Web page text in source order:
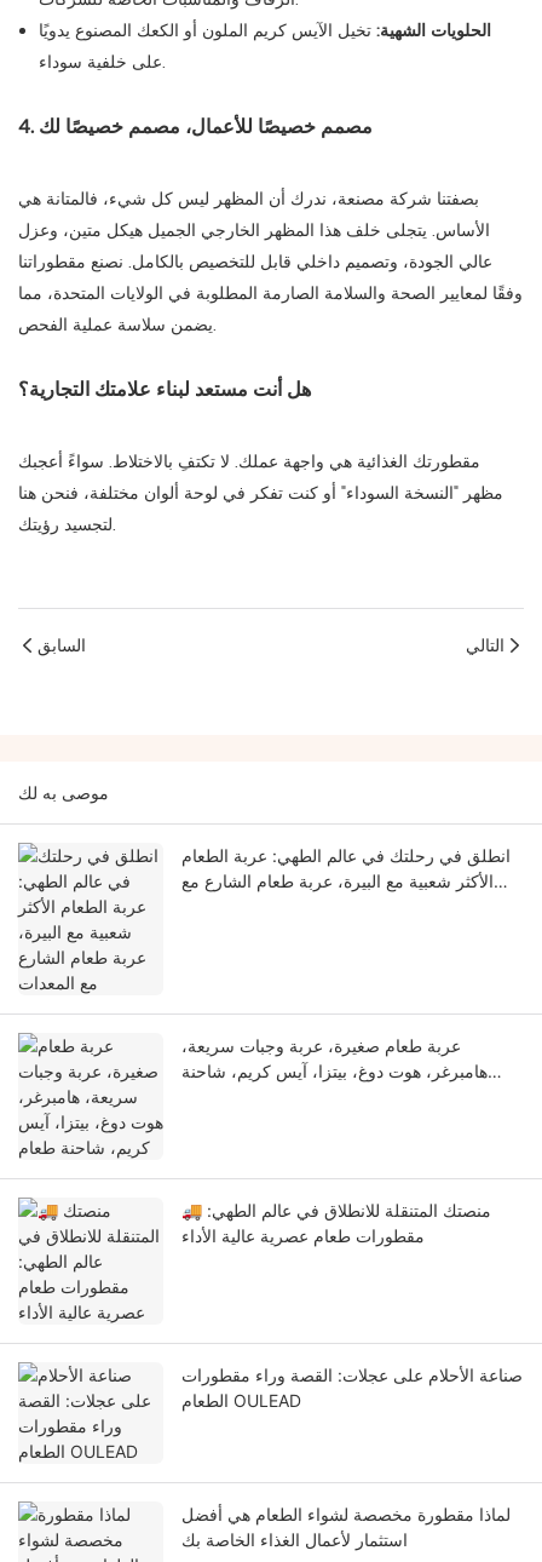
الحلويات الشهية: تخيل الآيس كريم الملون أو الكعك المصنوع يدويًا
على خلفية سوداء.
4. مصمم خصيصًا للأعمال، مصمم خصيصًا لك
بصفتنا شركة مصنعة، ندرك أن المظهر ليس كل شيء، فالمتانة هي
الأساس. يتجلى خلف هذا المظهر الخارجي الجميل هيكل متين، وعزل
عالي الجودة، وتصميم داخلي قابل للتخصيص بالكامل. نصنع مقطوراتنا
وفقًا لمعايير الصحة والسلامة الصارمة المطلوبة في الولايات المتحدة، مما
يضمن سلاسة عملية الفحص.
هل أنت مستعد لبناء علامتك التجارية؟
مقطورتك الغذائية هي واجهة عملك. لا تكتفِ بالاختلاط. سواءً أعجبك
مظهر "النسخة السوداء" أو كنت تفكر في لوحة ألوان مختلفة، فنحن هنا
لتجسيد رؤيتك.
السابق التالي
موصى به لك
انطلق في رحلتك في عالم الطهي: عربة الطعام
الأكثر شعبية مع البيرة، عربة طعام الشارع مع
عربة طعام صغيرة، عربة وجبات سريعة،
هامبرغر، هوت دوغ، بيتزا، آيس كريم، شاحنة
🚚 منصتك المتنقلة للانطلاق في عالم الطهي:
مقطورات طعام عصرية عالية الأداء
صناعة الأحلام على عجلات: القصة وراء مقطورات
الطعام OULEAD
لماذا مقطورة مخصصة لشواء الطعام هي أفضل
استثمار لأعمال الغذاء الخاصة بك